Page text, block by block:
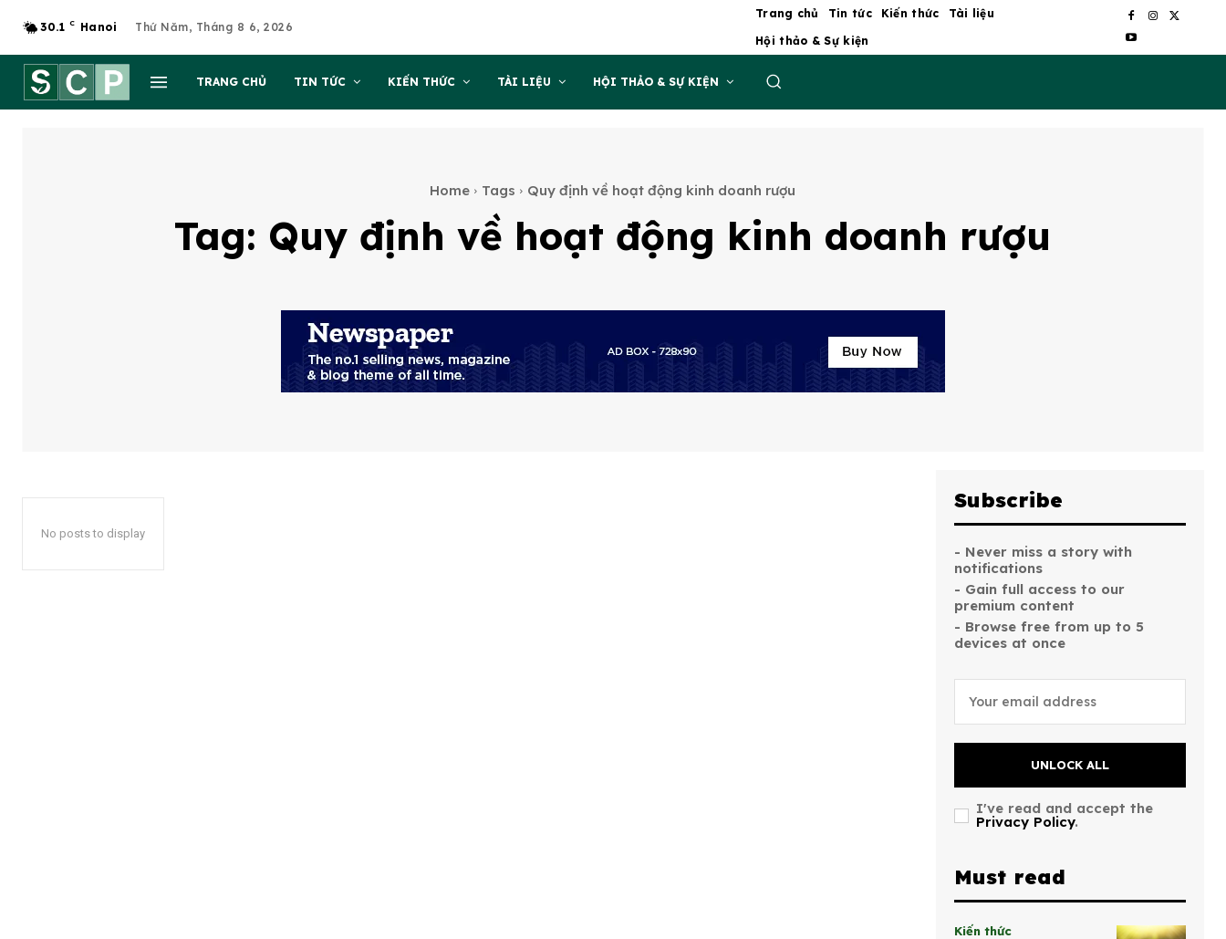
30.1 C Hanoi Thứ Năm, Tháng 8 6, 2026
Trang chủ Tin tức Kiến thức
Tài liệu
Hội thảo & Sự kiện
TRANG CHỦ TIN TỨC KIẾN THỨC TÀI LIỆU HỘI THẢO & SỰ KIỆN
Home Tags Quy định về hoạt động kinh doanh rượu
Tag: Quy định về hoạt động kinh doanh rượu
No posts to display
Subscribe
- Never miss a story with
notifications
- Gain full access to our
premium content
- Browse free from up to 5
devices at once
UNLOCK ALL
I've read and accept the
Privacy Policy.
Must read
Kiến thức